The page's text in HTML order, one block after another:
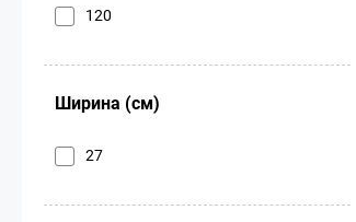
120
Ширина (см)
27